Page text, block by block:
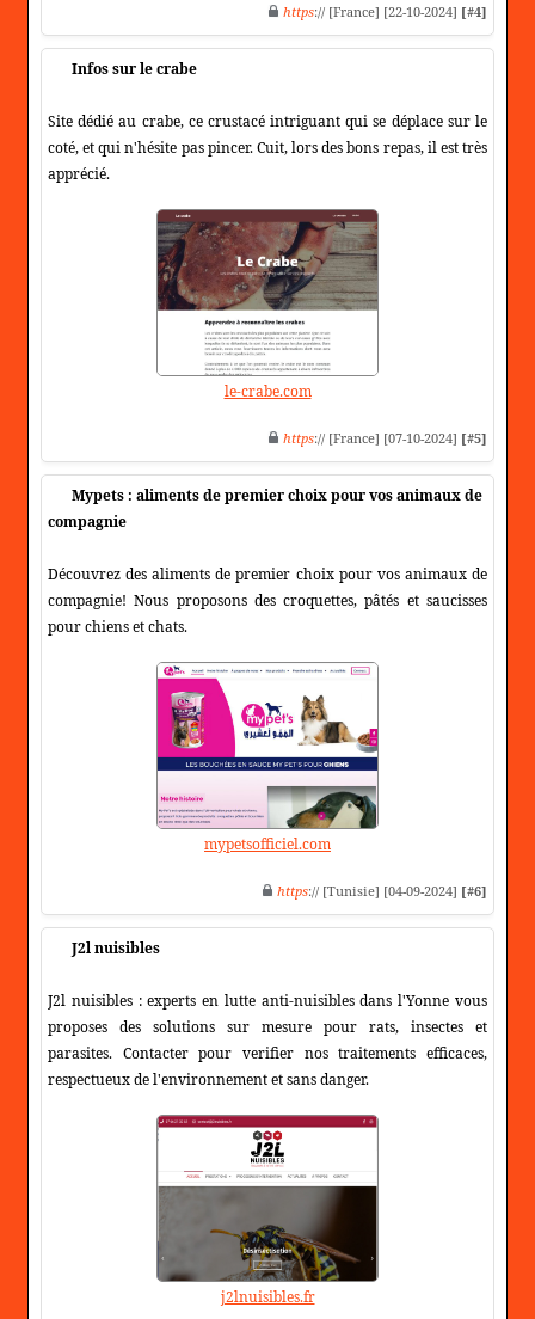
https:// [France] [22-10-2024] [#4]
Infos sur le crabe
Site dédié au crabe, ce crustacé intriguant qui se déplace sur le
coté, et qui n'hésite pas pincer. Cuit, lors des bons repas, il est très
apprécié.
le-crabe.com
https:// [France] [07-10-2024] [#5]
Mypets : aliments de premier choix pour vos animaux de
compagnie
Découvrez des aliments de premier choix pour vos animaux de
compagnie! Nous proposons des croquettes, pâtés et saucisses
pour chiens et chats.
mypetsofficiel.com
https:// [Tunisie] [04-09-2024] [#6]
J2l nuisibles
J2l nuisibles : experts en lutte anti-nuisibles dans l'Yonne vous
proposes des solutions sur mesure pour rats, insectes et
parasites. Contacter pour verifier nos traitements efficaces,
respectueux de l'environnement et sans danger.
j2lnuisibles.fr